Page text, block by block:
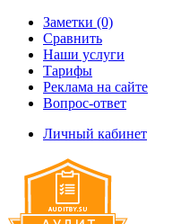
Заметки (0)
Сравнить
Наши услуги
Тарифы
Реклама на сайте
Вопрос-ответ
Личный кабинет